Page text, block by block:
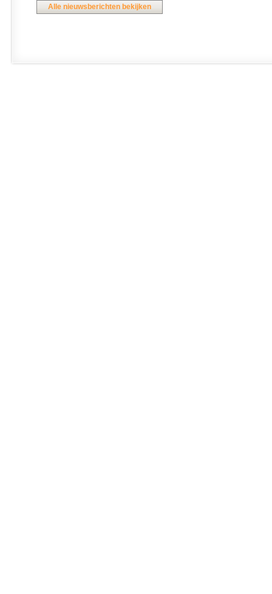
Alle nieuwsberichten bekijken